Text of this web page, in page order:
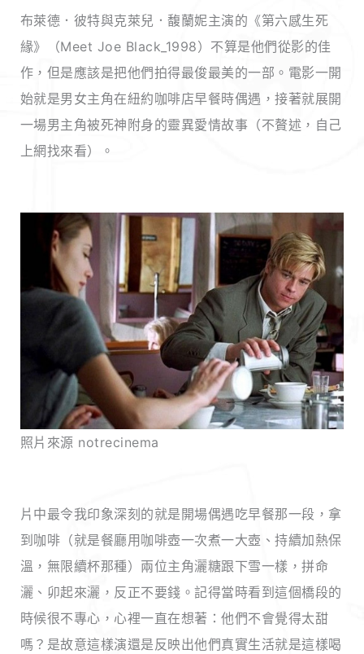
布萊德．彼特與克萊兒．馥蘭妮主演的《第六感生死
緣》（Meet Joe Black_1998）不算是他們從影的佳
作，但是應該是把他們拍得最俊最美的一部。電影一開
始就是男女主角在紐約咖啡店早餐時偶遇，接著就展開
一場男主角被死神附身的靈異愛情故事（不贅述，自己
上網找來看）。
照片來源 notrecinema
片中最令我印象深刻的就是開場偶遇吃早餐那一段，拿
到咖啡（就是餐廳用咖啡壺一次煮一大壺、持續加熱保
溫，無限續杯那種）兩位主角灑糖跟下雪一樣，拼命
灑、卯起來灑，反正不要錢。記得當時看到這個橋段的
時候很不專心，心裡一直在想著：他們不會覺得太甜
嗎？是故意這樣演還是反映出他們真實生活就是這樣喝